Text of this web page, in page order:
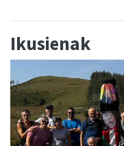
Ikusienak